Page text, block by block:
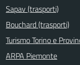
Sapav (trasporti)
Bouchard (trasporti)
Turismo Torino e
ARPA Piemonte